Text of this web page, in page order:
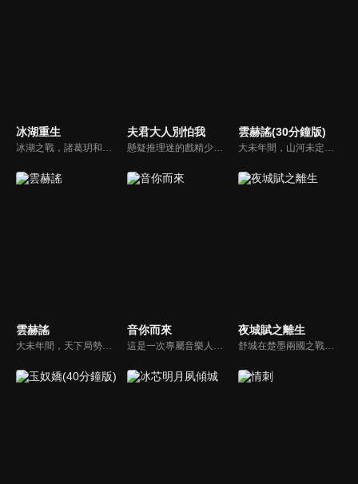
冰湖重生
冰湖之戰，諸葛玥和楚喬落入冰湖，楚喬被燕洵所救，得知諸葛玥已死，她尋機刺殺燕洵，為諸葛玥報仇。楚喬在卞唐幾次三番受到一位神秘男子的幫助，她有種似曾相識的感覺，不禁懷疑諸葛玥還活著。燕洵變本加厲，掀起四國紛亂。最終，楚喬能否平定天下並再與諸葛玥重聚？
夫君大人別怕我
懸疑推理迷的戲精少女杜若菲，意外掉進井蓋，醒來後發現自己竟成了古代刑部侍郎荀長皓的續絃夫人，而這個荀長皓還竟然是她最近正讀的一本探案小說的男主角。一次意外讓杜若菲發現了荀長皓竟是俠盜夜下臣。杜若菲運用自己的現代專業知識，幫助荀長皓查出了大哥死因的真相。
雲赫謠(30分鐘版)
大未年間，山河未定，寧王趙赫帶兵出征，命懸一線。太卜署奉旨，獻上珍貴藥奴替他解毒。藥奴壹九隱藏月族聖女身份，以己為餌深陷迷局。最終，趙赫與雲瑤攜手釐清月族被屠真相，跨越生死，不忘初心，守護天下安寧。
雲赫謠
大未年間，天下局勢動盪不安，寧王趙赫帶兵出征，卻身陷險境，命懸一線。此時，太卜署奉旨獻上藥奴，以助趙赫解毒。這位名為壹九的藥奴，實則隱藏著月族聖女的身分，她以自身為誘餌，深入這重重迷局之中。最終，趙赫與雲瑤攜手合作，共同揭露了月族慘遭屠戮的真相。
音你而來
這是一次專屬音樂人的集體團建。7位音樂人在不同城市通過同宿的方式開啟一段音樂社交治癒之旅，旅途中他們將兩兩搭檔完成6場雙人音樂路演，以路演之名彼此尋找自己最契合的音樂搭檔，為自己撒野、為友情吶喊、為感性唱歌。用年輕的敘事方式，講述音樂人們最真實的社交故事。
夜城賦之離生
舒城在楚墨兩國之戰中落敗，並成為了墨國五皇女莫茴的魂器。失去自我意識的舒城跟隨姐姐莫茹回到墨國，面對失而復得的妹妹，莫茹欣喜又憂慮。為了保護親人和國家她棄醫從戎，甚至為了保護莫茴不惜被砍掉一條手臂，然而這一切都阻擋不了局勢的動盪不安...